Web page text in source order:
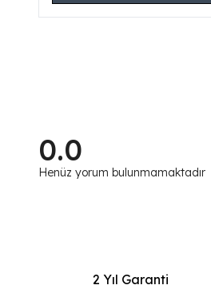
0.0
Henüz yorum bulunmamaktadır
2 Yıl Garanti